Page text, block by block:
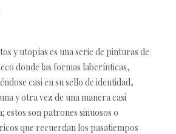
y utopías es una serie de pinturas de
donde las formas laberínticas,
casi en su sello de identidad,
y otra vez de una manera casi
estos son patrones sinuosos o
que recuerdan los pasatiempos